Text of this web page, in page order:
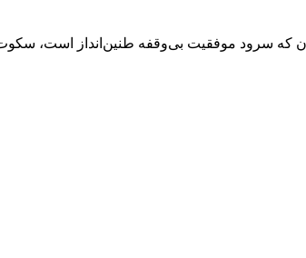
که سرود موفقیت بی‌وقفه طنین‌انداز است،